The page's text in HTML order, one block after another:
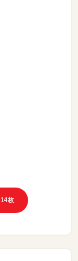
14枚